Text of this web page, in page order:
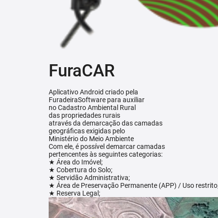
FuraCAR
Aplicativo Android criado pela
FuradeiraSoftware para auxiliar
no Cadastro Ambiental Rural
das propriedades rurais
através da demarcação das camadas
geográficas exigidas pelo
Ministério do Meio Ambiente
Com ele, é possível demarcar camadas
pertencentes às seguintes categorias:
★ Área do Imóvel;
★ Cobertura do Solo;
★ Servidão Administrativa;
★ Área de Preservação Permanente (APP) / Uso
★ Reserva Legal;